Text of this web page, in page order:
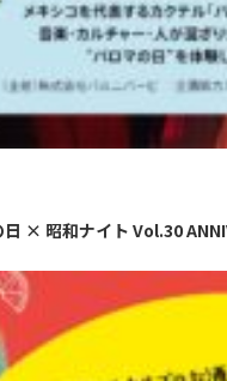
× 昭和ナイト Vol.30